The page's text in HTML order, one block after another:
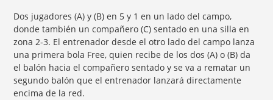
Dos jugadores (A) y (B) en 5 y 1 en un lado del campo,
donde también un compañero (C) sentado en una silla en
zona 2-3. El entrenador desde el otro lado del campo lanza
una primera bola Free, quien recibe de los dos (A) o (B) da
el balón hacia el compañero sentado y se va a rematar un
segundo balón que el entrenador lanzará directamente
encima de la red.